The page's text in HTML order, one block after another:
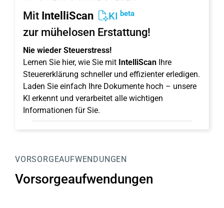
Mit IntelliScan KI beta
zur mühelosen Erstattung!
Nie wieder Steuerstress!
Lernen Sie hier, wie Sie mit IntelliScan Ihre
Steuererklärung schneller und effizienter erledigen.
Laden Sie einfach Ihre Dokumente hoch – unsere
KI erkennt und verarbeitet alle wichtigen
Informationen für Sie.
VORSORGEAUFWENDUNGEN
Vorsorgeaufwendungen